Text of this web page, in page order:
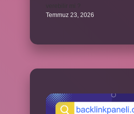
Temmuz 23, 2026